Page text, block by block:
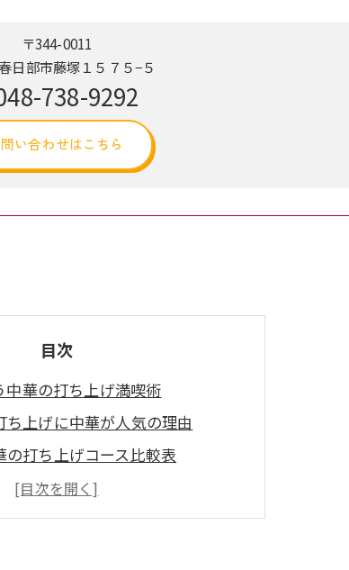
〒344-0011
日部市藤塚１５７５−５
738-9292
い合わせはこちら
目次
中華の打ち上げ満喫術
ち上げに中華が人気の理由
の打ち上げコース比較表
人向け中華宴会の楽しみ方
なら中華で懇親会を満喫